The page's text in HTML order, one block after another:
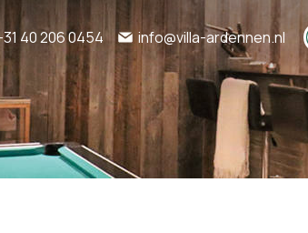
40 206 0454 info@villa-ardennen.nl